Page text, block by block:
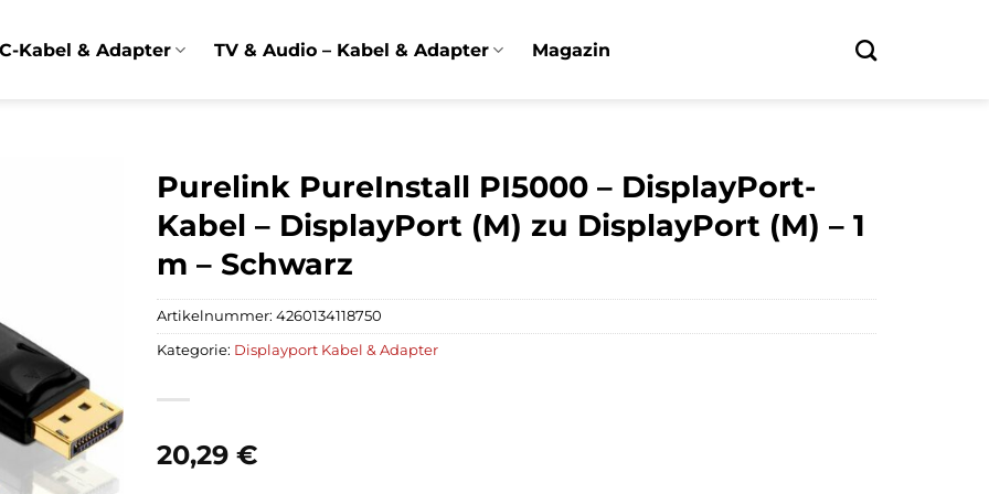
Kabel & Adapter TV & Audio – Kabel & Adapter Magazin
Purelink PureInstall PI5000 – DisplayPort-
Kabel – DisplayPort (M) zu DisplayPort (M) – 1
m – Schwarz
20,29 €
Artikelnummer: 4260134118750
Kategorie: Displayport Kabel & Adapter